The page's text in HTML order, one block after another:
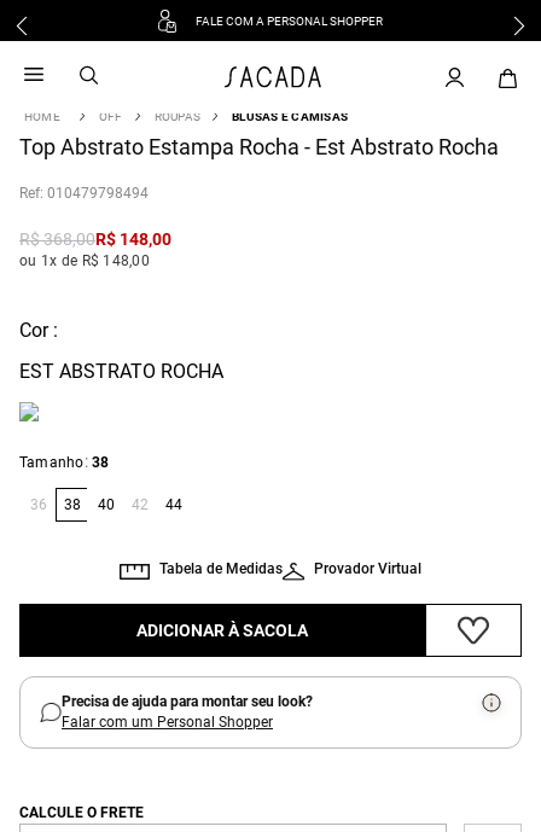
FALE COM A PERSONAL SHOPPER
OFF ROUPAS BLUSAS E CAMISAS
Top Abstrato Estampa Rocha - Est Abstrato Rocha
: 010479798494
R$368,00R$ 148,00
ou 1x de R$ 148,00
Cor :
EST ABSTRATO ROCHA
Tamanho: 38
36 38 40 42 44
Provador Virtual
Tabela de Medidas
ADICIONAR À SACOLA
Precisa de ajuda para montar seu look?
Falar com um Personal Shopper
CALCULE O FRETE
vestido
tricot
º vestido longo
º calca
º macacão
º jeans
10º vestido curto